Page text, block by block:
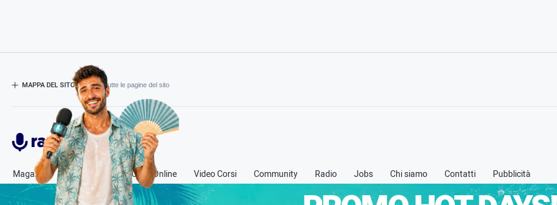
MAPPA DEL SITO- Esplora tutte le pagine del sito
Radiospeaker.it
Magazine Corsi in Aula Corsi Online Video Corsi Community Radio Jobs Chi siamo Contatti Pubblicità
© Copyright 2011-2026 Radio Speaker - P.Iva 13580331000- Tutti i diritti sono riservati - Privacy policy-Cookie policy-Termini & Condizioni (TOS)-Credits